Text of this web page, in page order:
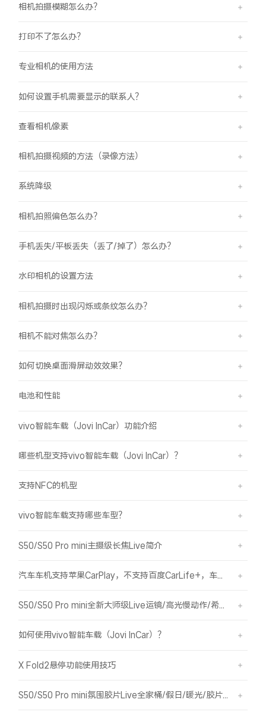
相机拍摄模糊怎么办？
打印不了怎么办？
专业相机的使用方法
如何设置手机需要显示的联系人？
查看相机像素
相机拍摄视频的方法（录像方法）
系统降级
相机拍照偏色怎么办？
手机丢失/平板丢失（丢了/掉了）怎么办？
水印相机的设置方法
相机拍摄时出现闪烁或条纹怎么办？
相机不能对焦怎么办？
如何切换桌面滑屏动效效果？
电池和性能
vivo智能车载（Jovi InCar）功能介绍
哪些机型支持vivo智能车载（Jovi InCar）？
支持NFC的机型
vivo智能车载支持哪些车型？
S50/S50 Pro mini主摄级长焦Live简介
如何使用vivo智能车载（Jovi InCar）？
X Fold2悬停功能使用技巧